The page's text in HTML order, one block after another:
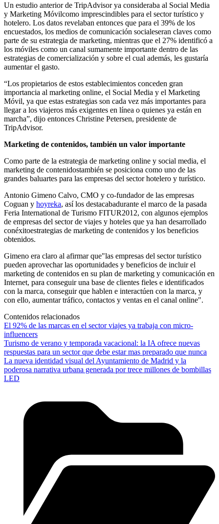
Un estudio anterior de TripAdvisor ya consideraba al Social Media
y Marketing Móvilcomo imprescindibles para el sector turístico y
hotelero. Los datos revelaban entonces que para el 39% de los
encuestados, los medios de comunicación socialeseran claves como
parte de su estrategia de marketing, mientras que el 27% identificó a
los móviles como un canal sumamente importante dentro de las
estrategias de comercialización y sobre el cual además, les gustaría
aumentar el gasto.
“Los propietarios de estos establecimientos conceden gran
importancia al marketing online, el Social Media y el Marketing
Móvil, ya que estas estrategias son cada vez más importantes para
llegar a los viajeros más exigentes en línea o quienes ya están en
marcha”, dijo entonces Christine Petersen, presidente de
TripAdvisor.
Marketing de contenidos, también un valor importante
Como parte de la estrategia de marketing online y social media, el
marketing de contenidostambién se posiciona como uno de las
grandes baluartes para las empresas del sector hotelero y turístico.
Antonio Gimeno Calvo, CMO y co-fundador de las empresas
Coguan y hoyreka, así los destacabadurante el marco de la pasada
Feria International de Turismo FITUR2012, con algunos ejemplos
de empresas del sector de viajes y hoteles que ya han desarrollado
conéxitoestrategias de marketing de contenidos y los beneficios
obtenidos.
Gimeno era claro al afirmar que"las empresas del sector turístico
pueden aprovechar las oportunidades y beneficios de incluir el
marketing de contenidos en su plan de marketing y comunicación en
Internet, para conseguir una base de clientes fieles e identificados
con la marca, conseguir que hablen e interactúen con la marca, y
con ello, aumentar tráfico, contactos y ventas en el canal online".
Contenidos relacionados
El 92% de las marcas en el sector viajes ya trabaja con micro-
influencers
Turismo de verano y temporada vacacional: la IA ofrece nuevas
respuestas para un sector que debe estar mas preparado que nunca
La nueva identidad visual del Ayuntamiento de Madrid y la
poderosa narrativa urbana generada por trece millones de bombillas
LED